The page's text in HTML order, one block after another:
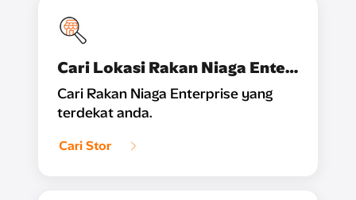
Cari Lokasi Rakan Niaga Enterprise Kami
Cari Rakan Niaga Enterprise yang
terdekat anda.
Cari Stor